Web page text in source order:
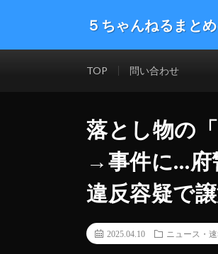
５ちゃんねるまと
した。ネタ・速報 エンタメ 生
TOP 問い合わせ
落とし物の
→事件に…府
違反容疑で
2025.04.10 ニュース・